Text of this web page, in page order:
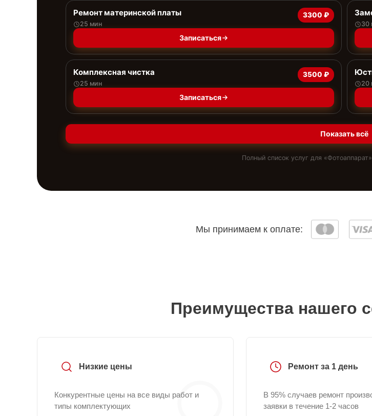
Ремонт материнской платы
25 мин
3300 ₽
Записаться
30
Комплексная чистка
25 мин
3500 ₽
Записаться
20
Показать всё
Полный список услуг для «Фотоаппарат
Мы принимаем к оплате:
Преимущества нашего
Низкие цены
Конкурентные цены на все виды работ и
типы комплектующих
Ремонт за 1 день
В 95% случаев ремонт
заявки в течение 1-2 часов